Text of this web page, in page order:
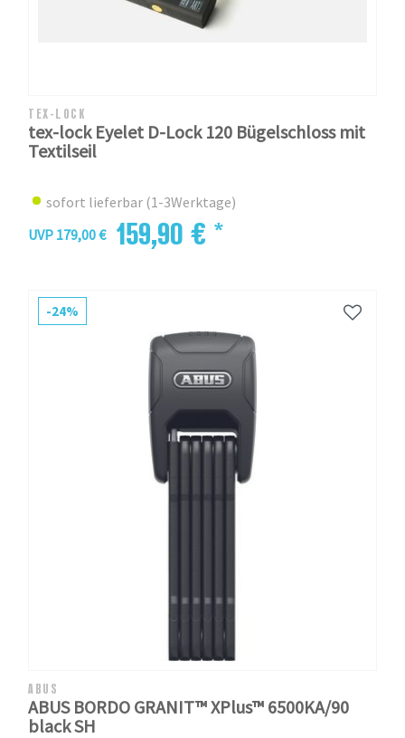
TEX-LOCK
tex-lock Eyelet D-Lock 120 Bügelschloss mit
Textilseil
sofort lieferbar (1-3Werktage)
UVP 179,00 € 159,90 € *
-24%
ABUS
ABUS BORDO GRANIT™ XPlus™ 6500KA/90
black SH